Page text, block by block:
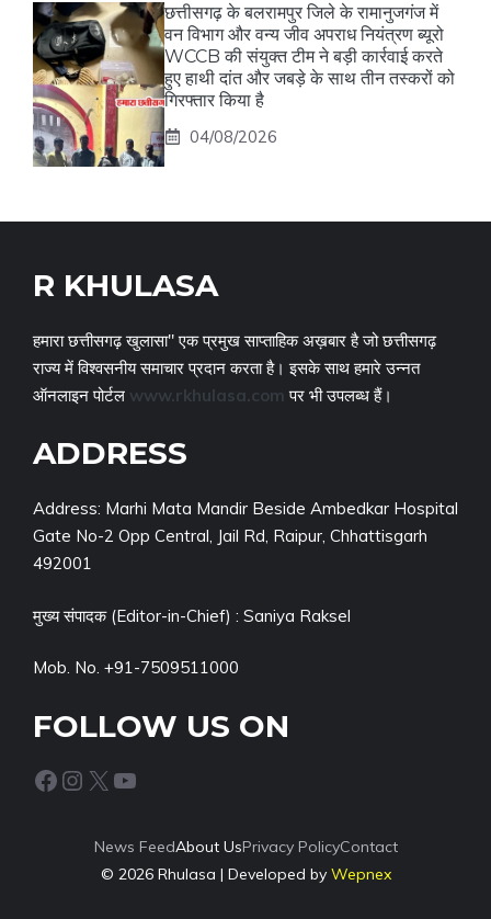
छत्तीसगढ़ के बलरामपुर जिले के रामानुजगंज में
वन विभाग और वन्य जीव अपराध नियंत्रण ब्यूरो
WCCB की संयुक्त टीम ने बड़ी कार्रवाई करते
हुए हाथी दांत और जबड़े के साथ तीन तस्करों को
गिरफ्तार किया है
04/08/2026
R KHULASA
हमारा छत्तीसगढ़ खुलासा" एक प्रमुख साप्ताहिक अख़बार है जो छत्तीसगढ़
राज्य में विश्वसनीय समाचार प्रदान करता है। इसके साथ हमारे उन्नत
ऑनलाइन पोर्टल www.rkhulasa.com पर भी उपलब्ध हैं।
ADDRESS
Address: Marhi Mata Mandir Beside Ambedkar Hospital
Gate No-2 Opp Central, Jail Rd, Raipur, Chhattisgarh
492001
मुख्य संपादक (Editor-in-Chief) : Saniya Raksel
Mob. No. +91-7509511000
FOLLOW US ON
Facebook Instagram X YouTube
News FeedAbout UsPrivacy PolicyContact
© 2026 Rhulasa | Developed by Wepnex